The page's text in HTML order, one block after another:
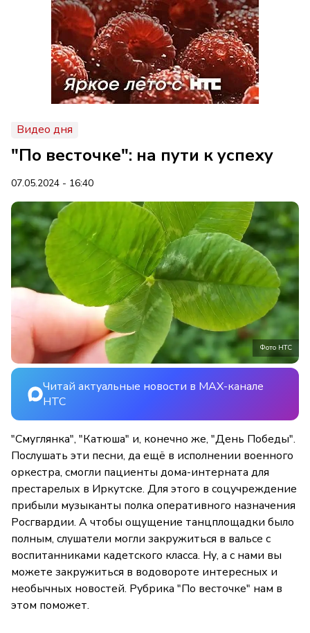
Видео дня
"По весточке": на пути к успеху
07.05.2024 - 16:40
Фото НТС
Читай актуальные новости в MAX-канале
НТС
"Смуглянка", "Катюша" и, конечно же, "День Победы".
Послушать эти песни, да ещё в исполнении военного
оркестра, смогли пациенты дома-интерната для
престарелых в Иркутске. Для этого в соцучреждение
прибыли музыканты полка оперативного назначения
Росгвардии. А чтобы ощущение танцплощадки было
полным, слушатели могли закружиться в вальсе с
воспитанниками кадетского класса. Ну, а с нами вы
можете закружиться в водовороте интересных и
необычных новостей. Рубрика "По весточке" нам в
этом поможет.